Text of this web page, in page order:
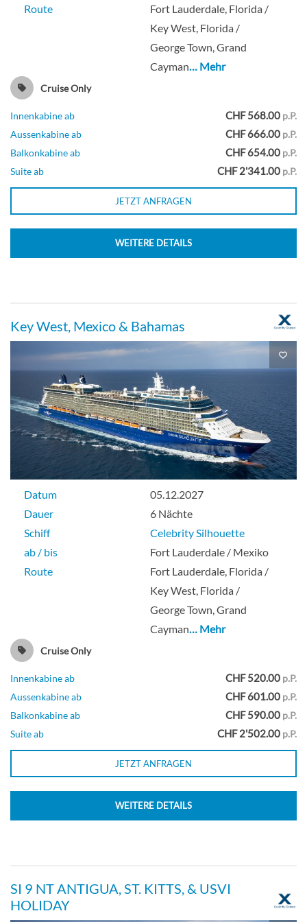
Ocean View-[O2]
Deck Plaza
Aussenkabine
Penthouse Suite-[PS]
Suite
Royal Suite-[RS]
Deck Sky
Sky Suite-[S1]
Deck Resort
Sunset Concierge Class-[SC]
Deck Panorama
Suite
Route
Fort Lauderdale, Florida /
Key West, Florida /
George Town, Grand
Cayman… Mehr
Cruise Only
Innenkabine ab CHF 568.00 p.P.
Aussenkabine ab
CHF 666.00 p.P.
Balkonkabine ab
CHF 654.00 p.P.
Suite ab
CHF 2'341.00 p.P.
JETZT ANFRAGEN
WEITERE DETAILS
Key West, Mexico & Bahamas
Datum
05.12.2027
Dauer
6 Nächte
Schiff
Celebrity Silhouette
ab / bis
Fort Lauderdale / Mexiko
Route
Fort Lauderdale, Florida /
Key West, Florida /
George Town, Grand
Cayman… Mehr
Cruise Only
Innenkabine ab CHF 520.00 p.P.
Aussenkabine ab
CHF 601.00 p.P.
Balkonkabine ab
CHF 590.00 p.P.
Suite ab
CHF 2'502.00 p.P.
JETZT ANFRAGEN
WEITERE DETAILS
SI 9 NT ANTIGUA, ST. KITTS, & USVI
HOLIDAY